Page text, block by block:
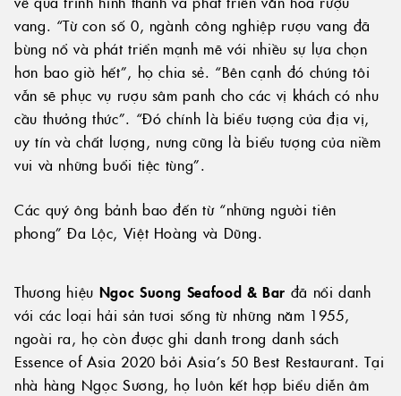
vang. “Từ con số 0, ngành công nghiệp rượu vang đã
bùng nổ và phát triển mạnh mẽ với nhiều sự lựa chọn
hơn bao giờ hết”, họ chia sẻ. “Bên cạnh đó chúng tôi
vẫn sẽ phục vụ rượu sâm panh cho các vị khách có nhu
cầu thưởng thức”. “Đó chính là biểu tượng của địa vị,
uy tín và chất lượng, nưng cũng là biểu tượng của niềm
vui và những buổi tiệc tùng”.
Các quý ông bảnh bao đến từ “những người tiên
phong” Đa Lộc, Việt Hoàng và Dũng.
Thương hiệu Ngoc Suong Seafood & Bar đã nổi danh
với các loại hải sản tươi sống từ những năm 1955,
ngoài ra, họ còn được ghi danh trong danh sách
Essence of Asia 2020 bởi Asia’s 50 Best Restaurant. Tại
nhà hàng Ngọc Sương, họ luôn kết hợp biểu diễn âm